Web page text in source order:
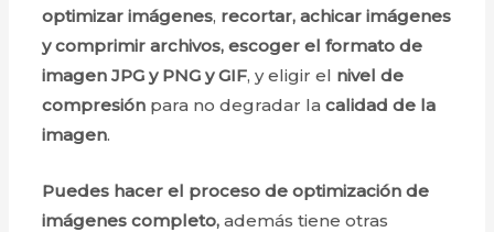
optimizar imágenes, recortar, achicar imágenes
ycomprimir archivos, escoger el formato de
imagen JPG y PNG y GIF, y eligir el nivel de
compresión para no degradar lacalidad de la
imagen.
Puedes hacer el proceso de optimización de
imágenes completo, además tiene otras